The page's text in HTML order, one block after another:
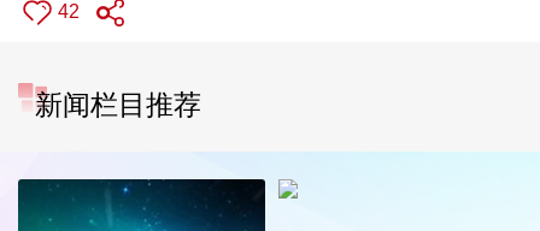
42
新闻栏目推荐